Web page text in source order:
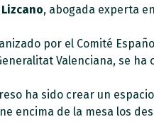
, abogada experta
por el Comité
Valenciana, se
ha sido crear un
encima de la mesa los